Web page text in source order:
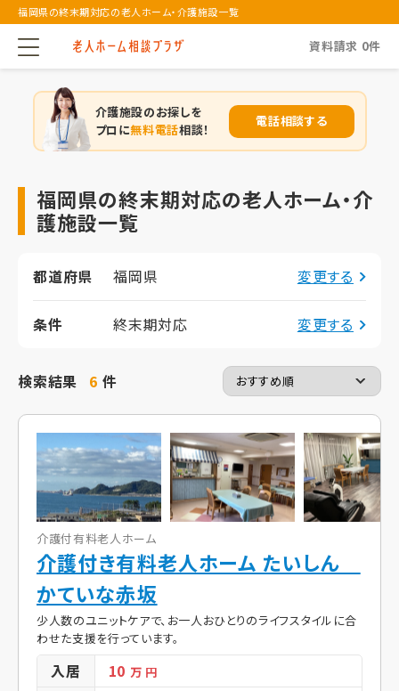
福岡県の終末期対応の老人ホーム・介護施設一覧
資料請求 0件
介護施設のお探しを
プロに無料電話相談！
電話相談する
福岡県の終末期対応の老人ホーム・介
護施設一覧
都道府県 福岡県 変更する
条件 終末期対応 変更する
検索結果 6 件
介護付有料老人ホーム
介護付き有料老人ホーム たいしん
かていな赤坂
少人数のユニットケアで、お一人おひとりのライフスタイルに合
わせた支援を行っています。
入居 10万 円